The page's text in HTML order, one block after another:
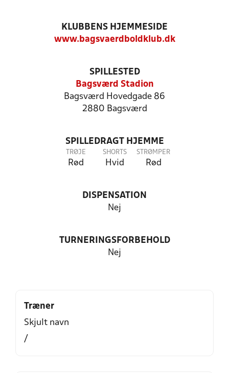
KLUBBENS HJEMMESIDE
www.bagsvaerdboldklub.dk
SPILLESTED
Bagsværd Stadion
Bagsværd Hovedgade 86
2880 Bagsværd
SPILLEDRAGT HJEMME
TRØJE
Rød
SHORTS
Hvid
STRØMPER
Rød
DISPENSATION
Nej
TURNERINGSFORBEHOLD
Nej
Træner
Skjult navn
/